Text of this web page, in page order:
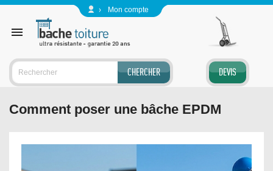
Mon compte

CHERCHER DEVIS
Comment poser une bâche EPDM
Panneau de gestion des cookies